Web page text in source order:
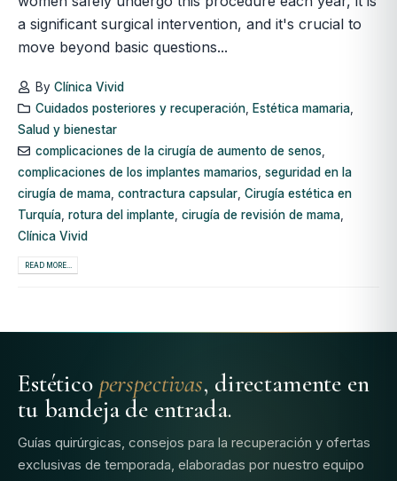
a significant surgical intervention, and it's crucial to
move beyond basic questions...
By Clínica Vivid
Cuidados posteriores y recuperación, Estética mamaria,
Salud y bienestar
complicaciones de la cirugía de aumento de senos,
complicaciones de los implantes mamarios seguridad en la
cirugía de mama contractura capsular Cirugía estética en
Turquía rotura del implante cirugía de revisión de mama
Clínica Vivid
READ MORE...
Estético perspectivas, directamente en
tu bandeja de entrada.
Guías quirúrgicas, consejos para la recuperación y ofertas
exclusivas de temporada, elaboradas por nuestro equipo